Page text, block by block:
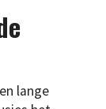
lange